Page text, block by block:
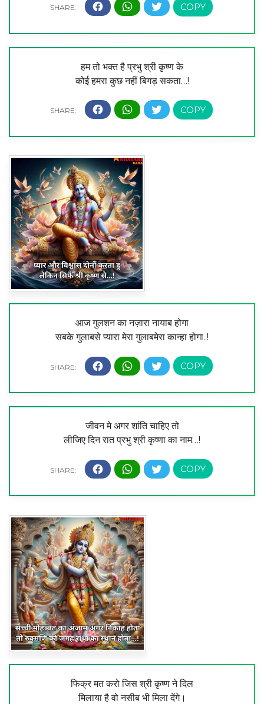
हम तो भक्त है प्रभु श्री कृष्ण के
कोई हमरा कुछ नहीं बिगड़ सकता…!
आज गुलशन का नज़ारा नायाब होगा
सबके गुलाबसे प्यारा मेरा गुलाबमेरा कान्हा होगा..!
जीवन मे अगर शांति चाहिए तो
लीजिए दिन रात प्रभु श्री कृष्णा का नाम…!
फिक्र मत करो जिस श्री कृष्ण ने दिल
मिलाया है वो नसीब भी मिला देंगे।